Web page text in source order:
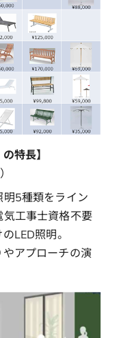
特長】
明5種類をライン
気工事士資格不要
LED照明。
アプローチの演